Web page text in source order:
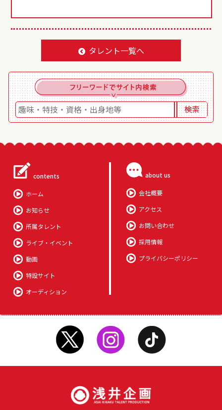
タレント一覧へ
contents
ホーム
お知らせ
所属タレント
ライブ・イベント
動画
特設サイト
オーディション
about us
会社概要
アクセス
お問い合わせ
採用情報
プライバシーポリシー